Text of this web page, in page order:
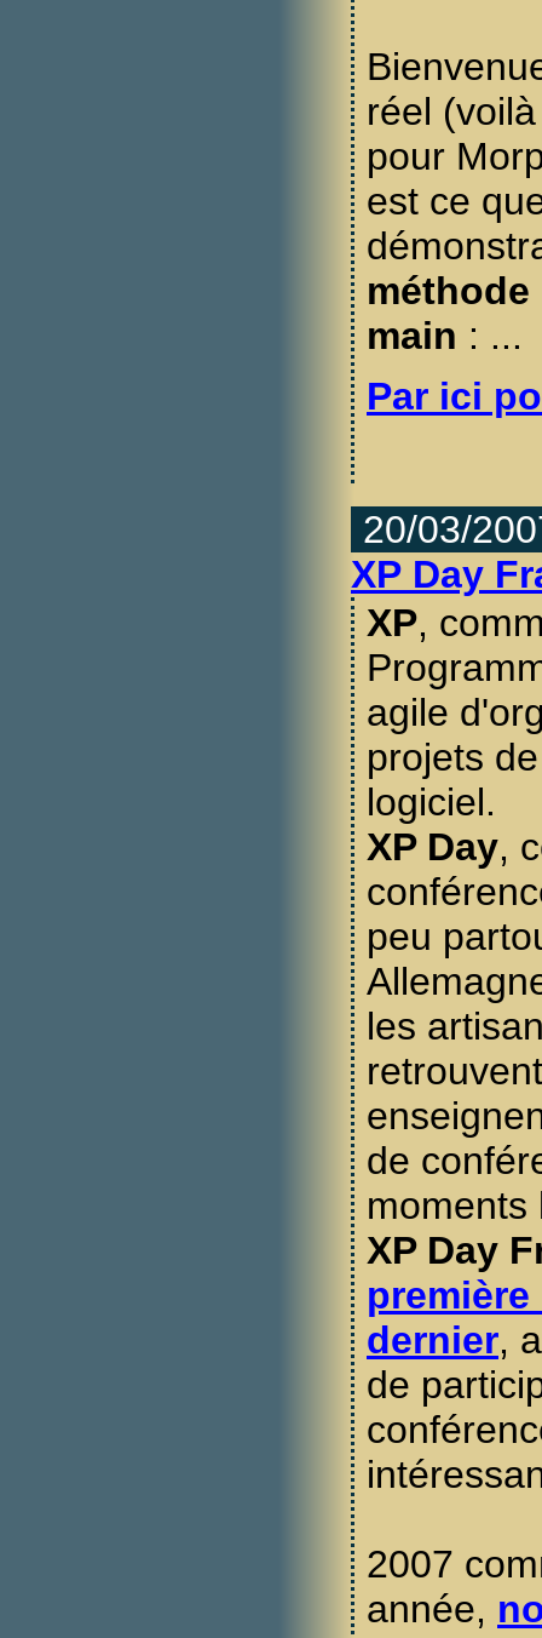
réel
pour
est ce
méthode
main : ...
Par ici
20/03/
XP Day
XP,
agile
projets
logiciel.
XP Day,
peu
les
de
moments
XP Day
dernier,
de
2007
année,